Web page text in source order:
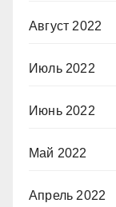
Август 2022
Июль 2022
Июнь 2022
Май 2022
Апрель 2022